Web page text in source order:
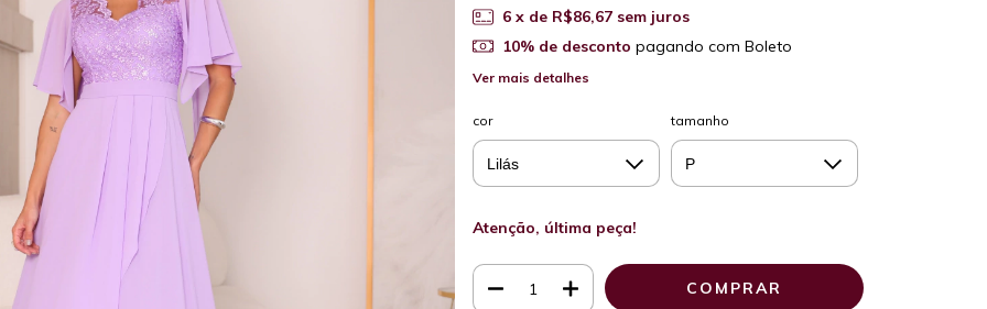
6 x de R$86,67 sem juros
10% de desconto pagando com Boleto
Ver mais detalhes
cor tamanho
Atenção, última peça!